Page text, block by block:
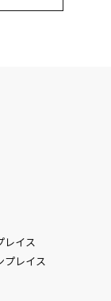
レイス
プレイス